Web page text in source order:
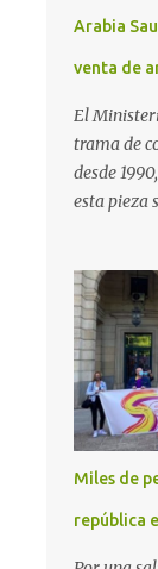
Arabia
venta de
El
trama de
desde
esta pieza
de cárcel
delitos de
ventas de
a través
Defex,
describe
la
ilegales a
Miles de
república